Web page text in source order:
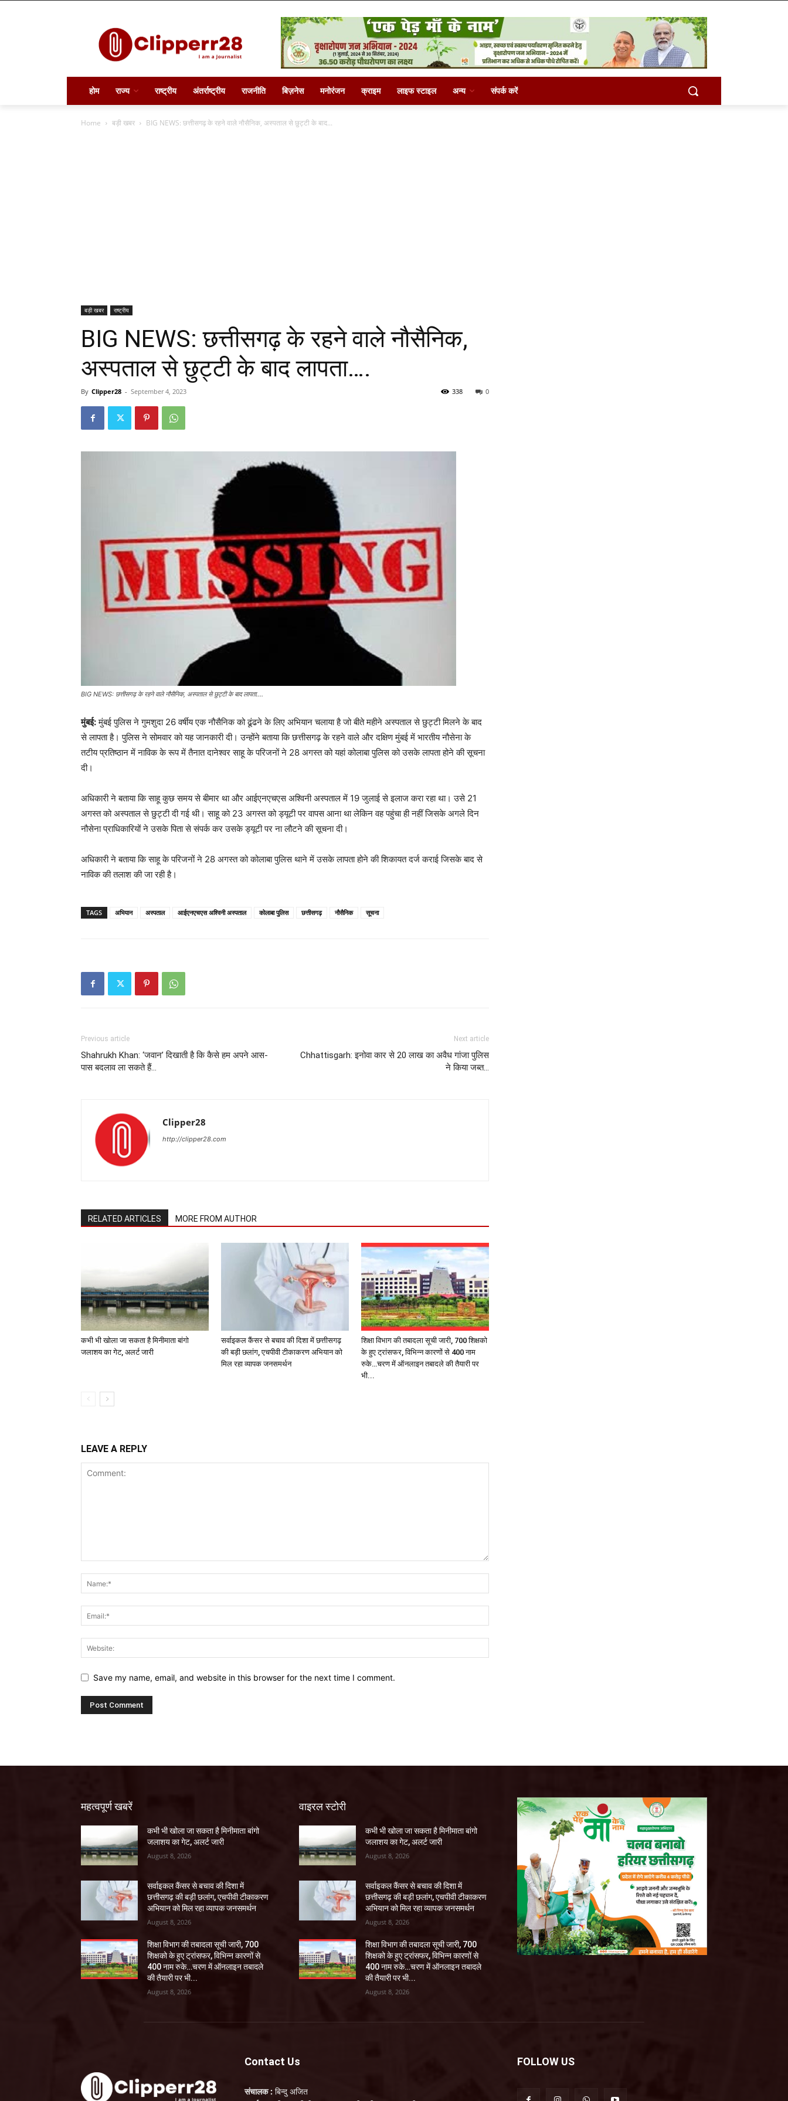
होम राज्य राष्ट्रीय अंतर्राष्ट्रीय राजनीति बिज़नेस मनोरंजन क्राइम लाइफ स्टाइल अन्य संपर्क करें
Home बड़ी खबर BIG NEWS: छत्तीसगढ़ के रहने वाले नौसैनिक, अस्पताल से छुट्टी के बाद...
बड़ी खबर राष्ट्रीय
BIG NEWS: छत्तीसगढ़ के रहने वाले नौसैनिक,
अस्पताल से छुट्टी के बाद लापता….
By Clipper28 - September 4, 2023 0
338
BIG NEWS: छत्तीसगढ़ के रहने वाले नौसैनिक, अस्पताल से छुट्टी के बाद लापता....
मुंबई:मुंबई पुलिस ने गुमशुदा 26 वर्षीय एक नौसैनिक को ढूंढने के लिए अभियान चलाया है जो बीते महीने अस्पताल से छुट्टी मिलने के बाद
से लापता है। पुलिस ने सोमवार को यह जानकारी दी। उन्होंने बताया कि छत्तीसगढ़ के रहने वाले और दक्षिण मुंबई में भारतीय नौसेना के
तटीय प्रतिष्ठान में नाविक के रूप में तैनात दानेश्वर साहू के परिजनों ने 28 अगस्त को यहां कोलाबा पुलिस को उसके लापता होने की सूचना
दी।
अधिकारी ने बताया कि साहू कुछ समय से बीमार था और आईएनएचएस अश्विनी अस्पताल में 19 जुलाई से इलाज करा रहा था। उसे 21
अगस्त को अस्पताल से छुट्टी दी गई थी। साहू को 23 अगस्त को ड्यूटी पर वापस आना था लेकिन वह पहुंचा ही नहीं जिसके अगले दिन
नौसेना प्राधिकारियों ने उसके पिता से संपर्क कर उसके ड्यूटी पर ना लौटने की सूचना दी।
अधिकारी ने बताया कि साहू के परिजनों ने 28 अगस्त को कोलाबा पुलिस थाने में उसके लापता होने की शिकायत दर्ज कराई जिसके बाद से
नाविक की तलाश की जा रही है।
TAGS अभियान अस्पताल आईएनएचएस अश्विनी अस्पताल कोलाबा पुलिस छत्तीसगढ़ नौसैनिक सूचना
Previous article
Shahrukh Khan: ‘जवान’ दिखाती है कि कैसे हम अपने आस-
पास बदलाव ला सकते हैं…
Next article
Chhattisgarh: इनोवा कार से 20 लाख का अवैध गांजा पुलिस
ने किया जब्त…
Clipper28
http://clipper28.com
RELATED ARTICLES MORE FROM AUTHOR
कभी भी खोला जा सकता है मिनीमाता बांगो
जलाशय का गेट, अलर्ट जारी
सर्वाइकल कैंसर से बचाव की दिशा में छत्तीसगढ़
की बड़ी छलांग, एचपीवी टीकाकरण अभियान को
मिल रहा व्यापक जनसमर्थन
शिक्षा विभाग की तबादला सूची जारी, 700 शिक्षको
के हुए ट्रांसफर, विभिन्न कारणों से 400 नाम
रुके…चरण में ऑनलाइन तबादले की तैयारी पर
भी...
LEAVE A REPLY
Save my name, email, and website in this browser for the next time I comment.
महत्वपूर्ण खबरें
कभी भी खोला जा सकता है मिनीमाता बांगो
जलाशय का गेट, अलर्ट जारी
August 8, 2026
सर्वाइकल कैंसर से बचाव की दिशा में
छत्तीसगढ़ की बड़ी छलांग, एचपीवी टीकाकरण
अभियान को मिल रहा व्यापक जनसमर्थन
August 8, 2026
शिक्षा विभाग की तबादला सूची जारी, 700
शिक्षको के हुए ट्रांसफर, विभिन्न कारणों से
400 नाम रुके…चरण में ऑनलाइन तबादले
की तैयारी पर भी...
August 8, 2026
वाइरल स्टोरी
कभी भी खोला जा सकता है मिनीमाता बांगो
जलाशय का गेट, अलर्ट जारी
August 8, 2026
सर्वाइकल कैंसर से बचाव की दिशा में
छत्तीसगढ़ की बड़ी छलांग, एचपीवी टीकाकरण
अभियान को मिल रहा व्यापक जनसमर्थन
August 8, 2026
शिक्षा विभाग की तबादला सूची जारी, 700
शिक्षको के हुए ट्रांसफर, विभिन्न कारणों से
400 नाम रुके…चरण में ऑनलाइन तबादले
की तैयारी पर भी...
August 8, 2026
Contact Us
संचालक : बिन्दु अजित
FOLLOW US